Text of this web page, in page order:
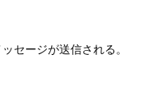
セージが送信される。